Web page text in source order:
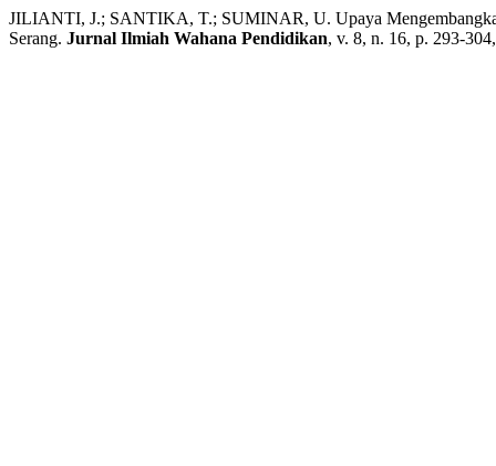
JILIANTI, J.; SANTIKA, T.; SUMINAR, U. Upaya
Serang. Jurnal Ilmiah Wahana Pendidikan, v. 8, n. 16, p. 293-